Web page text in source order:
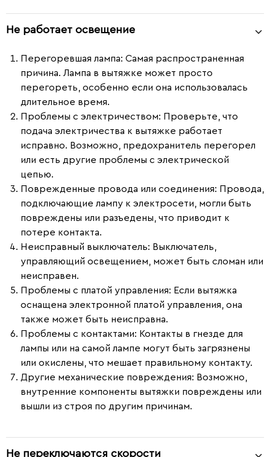
Не работает освещение
Перегоревшая лампа: Самая распространенная
причина. Лампа в вытяжке может просто
перегореть, особенно если она использовалась
длительное время.
Проблемы с электричеством: Проверьте, что
подача электричества к вытяжке работает
исправно. Возможно, предохранитель перегорел
или есть другие проблемы с электрической
цепью.
Поврежденные провода или соединения: Провода,
подключающие лампу к электросети, могли быть
повреждены или разъедены, что приводит к
потере контакта.
Неисправный выключатель: Выключатель,
управляющий освещением, может быть сломан или
неисправен.
Проблемы с платой управления: Если вытяжка
оснащена электронной платой управления, она
также может быть неисправна.
Проблемы с контактами: Контакты в гнезде для
лампы или на самой лампе могут быть загрязнены
или окислены, что мешает правильному контакту.
Другие механические повреждения: Возможно,
внутренние компоненты вытяжки повреждены или
вышли из строя по другим причинам.
Не переключаются скорости